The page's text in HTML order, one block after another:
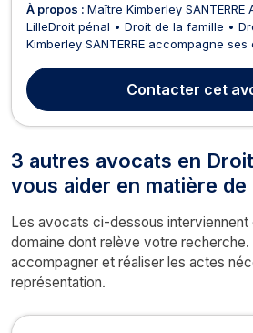
À propos : Maître Kimberley
LilleDroit pénal • Droit de la famille •
Kimberley SANTERRE accompagne
affaires pénales, les litiges familiaux,
impliquant des mineurs, ainsi que les...
Contacter cet
3 autres avocats en
vous aider en matière de
Les avocats ci-dessous interviennent
domaine dont relève votre recherche.
accompagner et réaliser les actes
représentation.